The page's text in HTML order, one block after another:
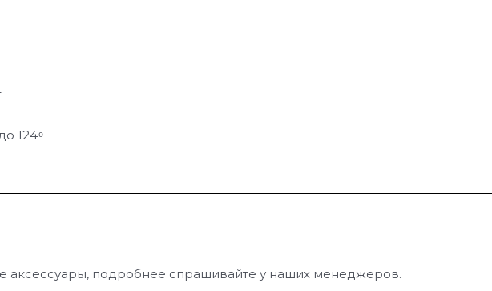
124
аксессуары, подробнее спрашивайте у наших менеджеров.